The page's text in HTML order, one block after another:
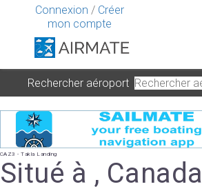
Connexion / Créer
mon compte
Rechercher aéroport
CAZ3 - Takla Landing
Situé à , Canada